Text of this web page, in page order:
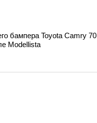
бампера Toyota Camry 70
Modellista